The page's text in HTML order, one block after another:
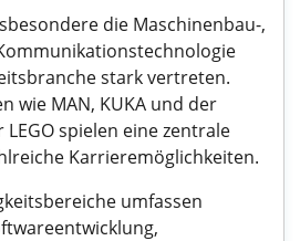
die Maschinenbau-,
stark vertreten.
wie MAN, KUKA und der
spielen eine zentrale
Karrieremöglichkeiten.
umfassen